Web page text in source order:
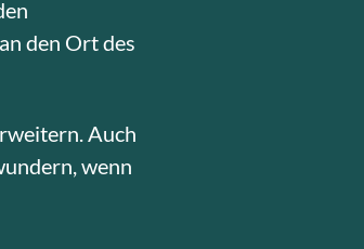
den Ort des
Auch
wenn